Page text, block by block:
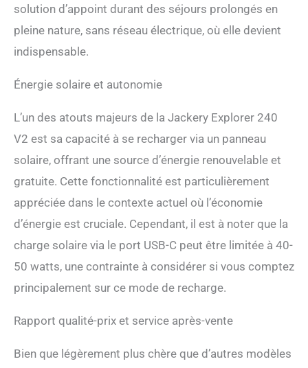
L'onduleur rapide permet
une alimentation
de bureau et d'appareils -
sécurité et l'alimentation en
Intelligent de l'APP】
Jackery Explorer 240 v2
est conçu pour répondre à
des besoins spécifiques,
réglables, notamment l'arrêt
automatique et le mode
d'économie de batterie,
garantissant une
expérience personnalisée.
intelligente, via WiFi ou
électrique et surveiller l'état
solution d’appoint durant des séjours prolongés en
pleine nature, sans réseau électrique, où elle devient
indispensable.
Énergie solaire et autonomie
L’un des atouts majeurs de la Jackery Explorer 240
V2 est sa capacité à se recharger via un panneau
solaire, offrant une source d’énergie renouvelable et
gratuite. Cette fonctionnalité est particulièrement
appréciée dans le contexte actuel où l’économie
d’énergie est cruciale. Cependant, il est à noter que la
charge solaire via le port USB-C peut être limitée à 40-
50 watts, une contrainte à considérer si vous comptez
principalement sur ce mode de recharge.
Rapport qualité-prix et service après-vente
Bien que légèrement plus chère que d’autres modèles